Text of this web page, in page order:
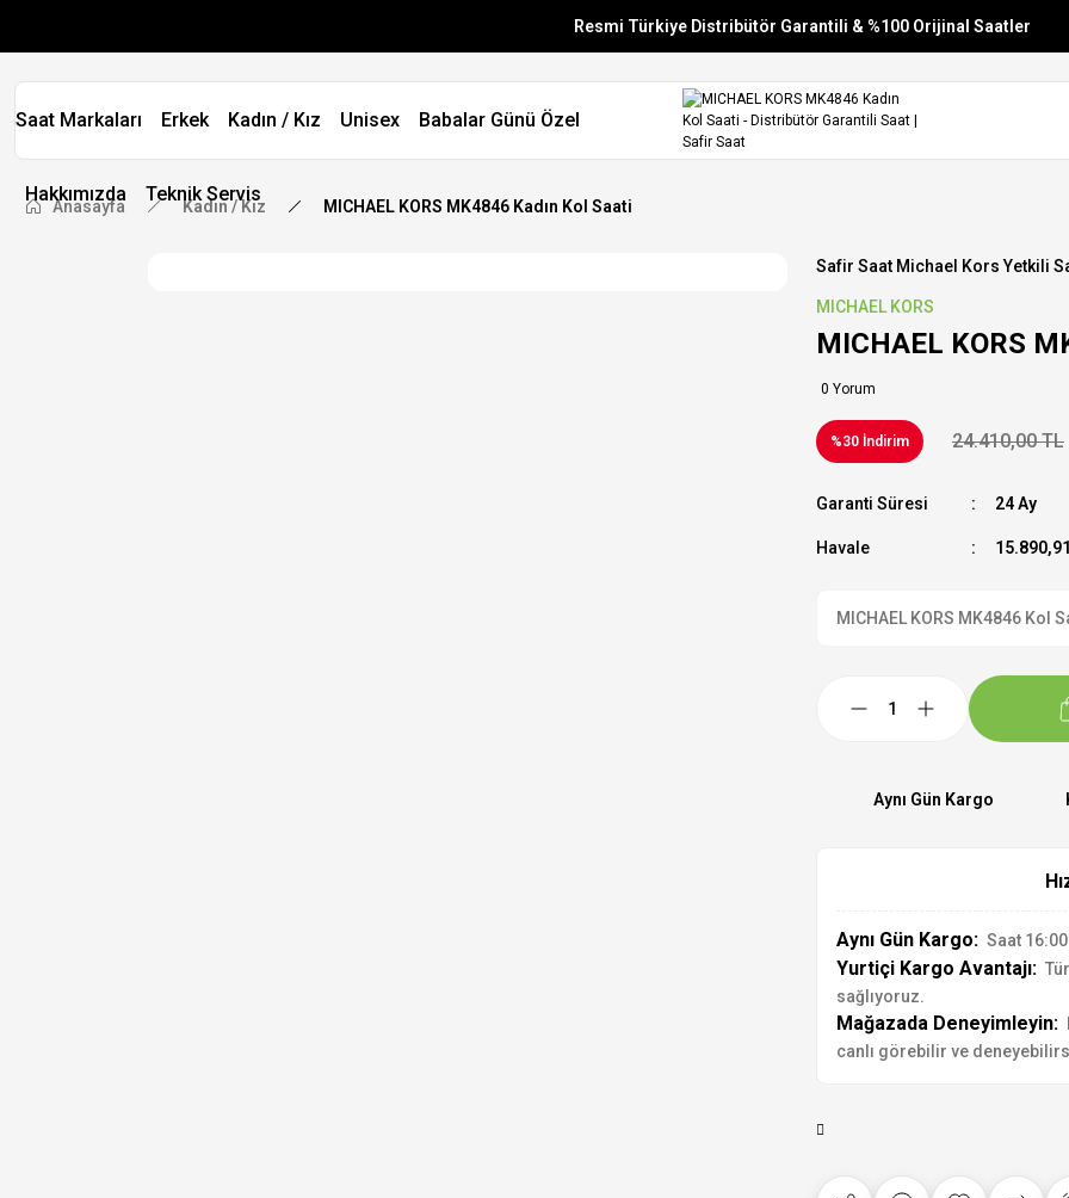
Resmi Türkiye Distribütör Garantili & %100 Orijinal Saatler
Vade Farksız 6 Taksit
Aynı Gün Stoktan Gönderim
Saat Markaları Erkek Kadın / Kız Unisex Babalar Günü Özel
Hakkımızda Teknik Servis
Anasayfa Kadın / Kız MICHAEL KORS MK4846 Kadın Kol Saati
Safir Saat Michael Kors Yetkili
MICHAEL KORS
MICHAEL KORS
0 Yorum
%30 İndirim 24.410,00 TL
Garanti Süresi 24 Ay
Havale
MICHAEL KORS MK4846
Aynı Gün Kargo
Aynı Gün Kargo: Saat
Yurtiçi Kargo Avantajı:
sağlıyoruz.
Mağazada Deneyimleyin:
canlı görebilir ve